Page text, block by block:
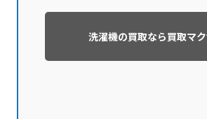
洗濯機の買取なら買取マ